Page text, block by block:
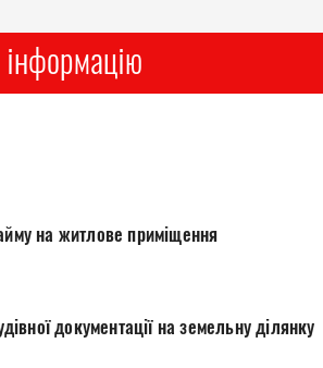
на житлове приміщення
документації на земельну ділянку